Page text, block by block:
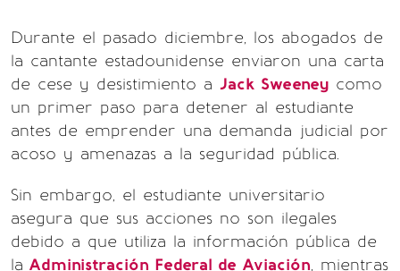
Durante el pasado diciembre, los abogados de
la cantante estadounidense enviaron una carta
de cese y desistimiento a Jack Sweeney como
un primer paso para detener al estudiante
antes de emprender una demanda judicial por
acoso y amenazas a la seguridad pública.
Sin embargo, el estudiante universitario
asegura que sus acciones no son ilegales
debido a que utiliza la información pública de
la Administración Federal de Aviación, mientras